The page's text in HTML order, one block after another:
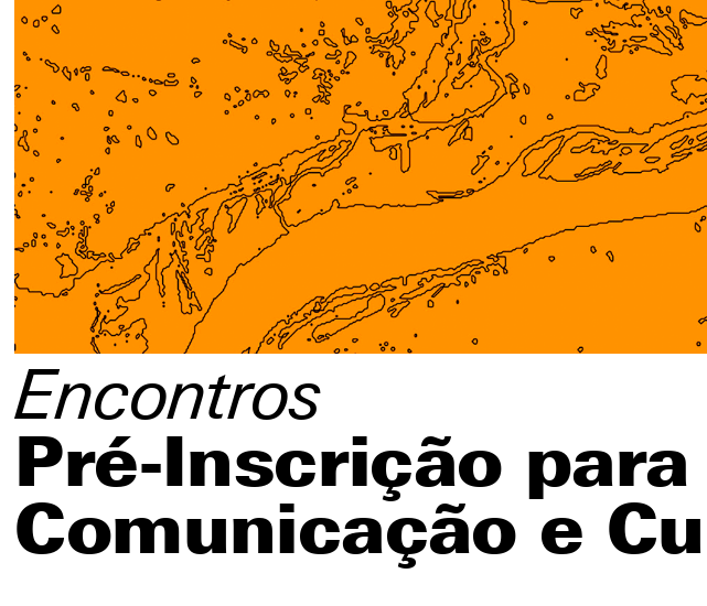
Social media
Encontros
Pré-Inscrição
Comunicação e